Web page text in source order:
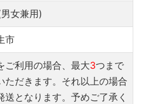
女兼用)
市
ご利用の場合、最大3つまで
ただきます。それ以上の場合
送となります。予めご了承く